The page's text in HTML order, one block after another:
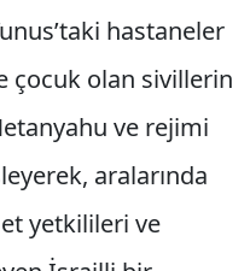
hastaneler
çocuk olan sivillerin
ve rejimi
aralarında
yetkilileri ve